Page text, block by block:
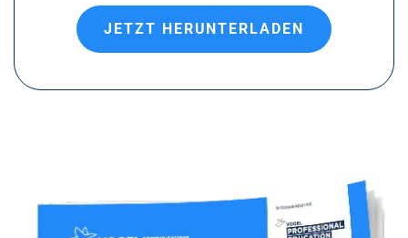
JETZT HERUNTERLADEN